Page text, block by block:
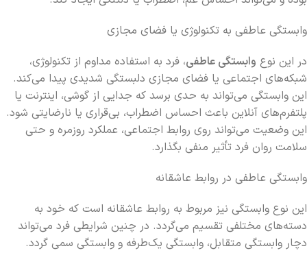
وابستگی عاطفی به تکنولوژی یا فضای مجازی
در این نوع وابستگی عاطفی، فرد به استفاده مداوم از تکنولوژی،
شبکه‌های اجتماعی یا فضای مجازی دلبستگی شدیدی پیدا می‌کند.
این وابستگی می‌تواند به حدی برسد که جدایی از گوشی، اینترنت یا
پلتفرم‌های آنلاین باعث احساس اضطراب، بی‌قراری یا نارضایتی شود.
این وضعیت می‌تواند روی روابط اجتماعی، عملکرد روزمره و حتی
سلامت روان فرد تأثیر منفی بگذارد.
وابستگی عاطفی در روابط عاشقانه
این نوع وابستگی نیز مربوط به روابط عاشقانه است که خود به
دسته‌های مختلفی تقسیم می‌گردد. در چنین شرایطی فرد می‌تواند
دچار وابستگی متقابل، وابستگی یک‌طرفه و وابستگی سمی گردد.